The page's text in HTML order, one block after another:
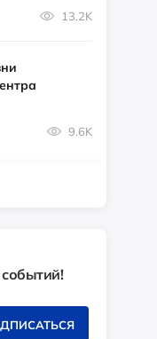
13.2K
9.6K
событий!